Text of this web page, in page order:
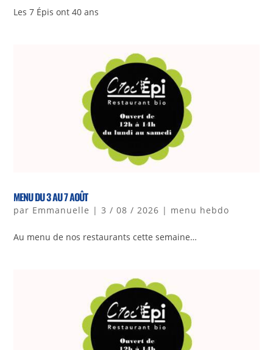
Les 7 Épis ont 40 ans
MENU DU 3 AU 7 AOÛT
par Emmanuelle |3 / 08 / 2026 | menu hebdo
Au menu de nos restaurants cette semaine…